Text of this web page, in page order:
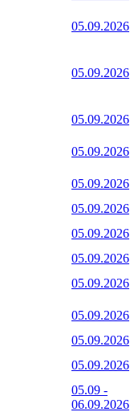
05.09.2026
05.09.2026
05.09.2026
05.09.2026
05.09.2026
05.09.2026
05.09.2026
05.09.2026
05.09.2026
05.09.2026
05.09.2026
05.09.2026
05.09 -
06.09.2026